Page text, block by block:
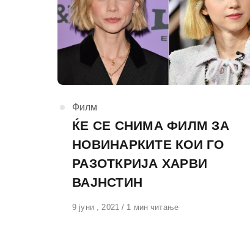
КАтегорија
Филм
ЌЕ СЕ СНИМА ФИЛМ ЗА
НОВИНАРКИТЕ КОИ ГО
РАЗОТКРИЈА ХАРВИ
ВАЈНСТИН
Објавено
9 јуни , 2021 1 мин читање